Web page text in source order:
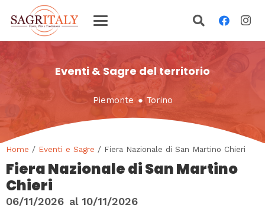
Eventi & Sagre del territorio
Piemonte ● Torino
Home / Eventi e Sagre / Fiera Nazionale di San Martino Chieri
Fiera Nazionale di San Martino
Chieri
06/11/2026 al 10/11/2026